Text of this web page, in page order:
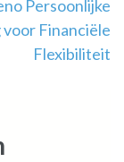
Persoonlijke
voor Financiële
Flexibiliteit